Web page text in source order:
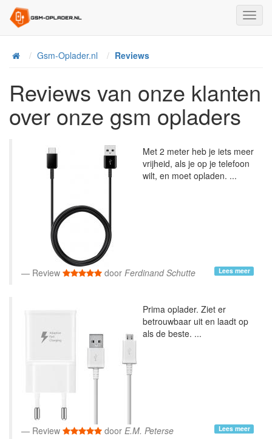
HomeGsm-Oplader.nl Reviews
Reviews van onze klanten
over onze gsm opladers
Met 2 meter heb je iets meer
vrijheid, als je op je telefoon
wilt, en moet opladen. ...
Review door Ferdinand Schutte Lees meer
Prima oplader. Ziet er
betrouwbaar uit en laadt op
als de beste. ...
Review door E.M. Peterse Lees meer